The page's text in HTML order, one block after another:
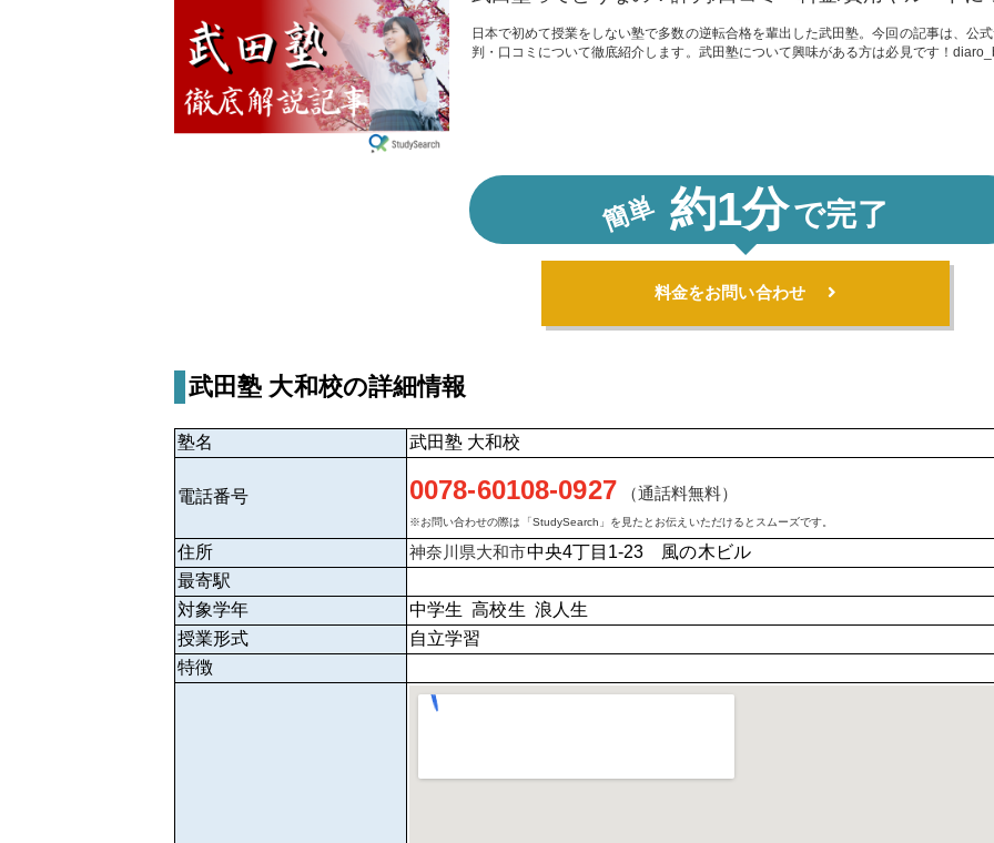
日本で初めて授業をしない塾で多数の逆転合格を輩出した武田塾。今回の記事は、公
判・口コミについて徹底紹介します。武田塾について興味がある方は必見です！
簡単 約1分で完了
料金をお問い合わせ
武田塾 大和校の詳細情報
塾名 武田塾 大和校
電話番号 0078-60108-0927 （通話料無料）
※お問い合わせの際は「StudySearch」を見たとお伝えいただけるとスムーズです。
住所 神奈川県大和市中央4丁目1-23 風の木ビル
最寄駅
対象学年
中学生 高校生 浪人生
授業形式
自立学習
特徴